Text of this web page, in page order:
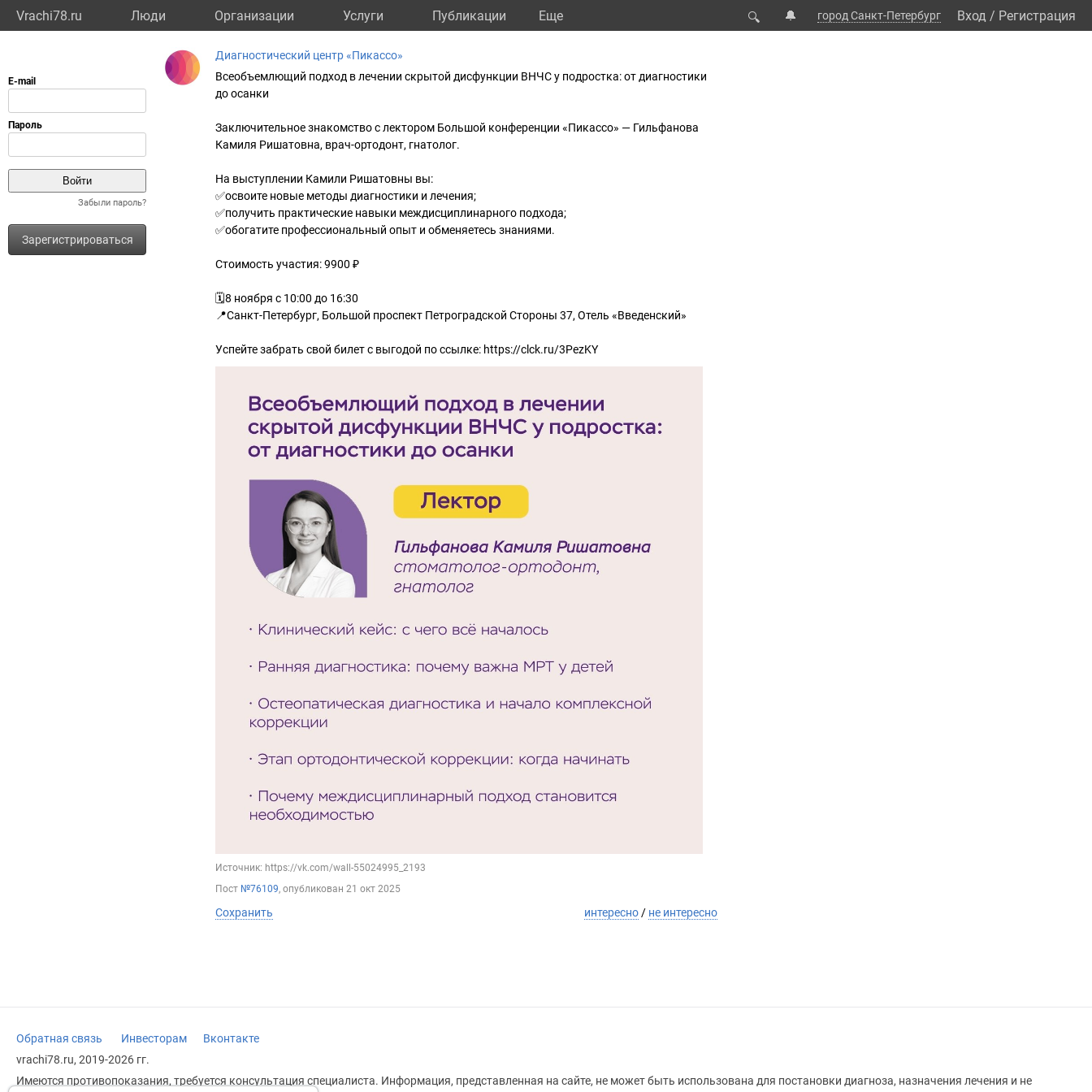
Vrachi78.ru Люди Организации Услуги Публикации Eще 🔍 🔔 город Санкт-Петербург Вход / Регистрация
Забыли пароль?
Зарегистрироваться
Диагностический центр «Пикассо»
Всеобъемлющий подход в лечении скрытой дисфункции ВНЧС у подростка: от диагностики
до осанки
Заключительное знакомство с лектором Большой конференции «Пикассо» — Гильфанова
Камиля Ришатовна, врач-ортодонт, гнатолог.
На выступлении Камили Ришатовны вы:
✅освоите новые методы диагностики и лечения;
✅получить практические навыки междисциплинарного подхода;
✅обогатите профессиональный опыт и обменяетесь знаниями.
Стоимость участия: 9900 ₽
🗓️8 ноября с 10:00 до 16:30
📍Санкт-Петербург, Большой проспект Петроградской Стороны 37, Отель «Введенский»
Успейте забрать свой билет с выгодой по ссылке: https://clck.ru/3PezKY
Источник: https://vk.com/wall-55024995_2193
Пост №76109, опубликован 21 окт 2025
Сохранить интересно / не интересно
Обратная связь Инвесторам
Вконтакте
vrachi78.ru, 2019-2026 гг.
Имеются противопоказания, требуется консультация специалиста. Информация, представленная на сайте, не может быть использована для постановки диагноза, назначения лечения и не